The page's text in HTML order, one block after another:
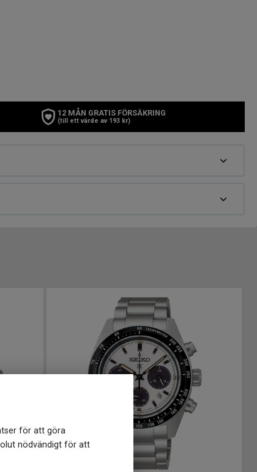
för att göra
nödvändigt för att
12 MÅN GRATIS FÖRSÄKRING
(till ett värde av 193 kr)